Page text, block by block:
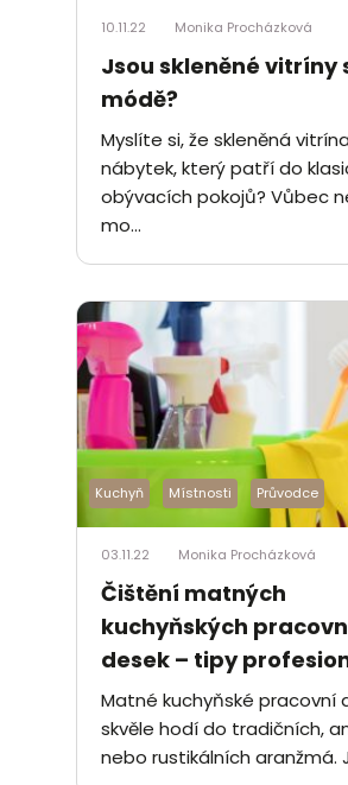
10.11.22 Monika Procházková
Jsou skleněné vitríny
módě?
Myslíte si, že skleněná
nábytek, který patří do
obývacích pokojů? Vůbec
mo...
Kuchyň Místnosti Průvodce
03.11.22 Monika Procházková
Čištění matných
kuchyňských
desek – tipy
Matné kuchyňské pracovní
skvěle hodí do tradičních,
nebo rustikálních aranžmá.